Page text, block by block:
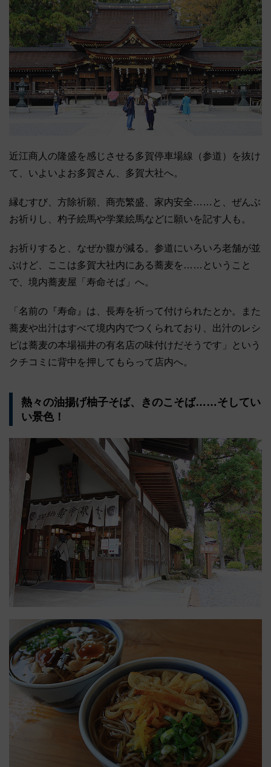
近江商人の隆盛を感じさせる多賀停車場線（参道）を抜け
て、いよいよお多賀さん、多賀大社へ。
縁むすび、方除祈願、商売繁盛、家内安全……と、ぜんぶ
お祈りし、杓子絵馬や学業絵馬などに願いを記す人も。
お祈りすると、なぜか腹が減る。参道にいろいろ老舗が並
ぶけど、ここは多賀大社内にある蕎麦を……ということ
で、境内蕎麦屋「寿命そば」へ。
「名前の『寿命』は、長寿を祈って付けられたとか。また
蕎麦や出汁はすべて境内内でつくられており、出汁のレシ
ピは蕎麦の本場福井の有名店の味付けだそうです」という
クチコミに背中を押してもらって店内へ。
熱々の油揚げ柚子そば、きのこそば……そしてい
い景色！